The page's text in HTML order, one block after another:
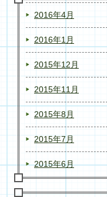
2016年4月
2016年1月
2015年12月
2015年11月
2015年8月
2015年7月
2015年6月